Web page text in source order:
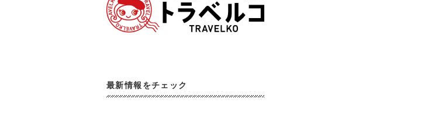
最新情報をチェック